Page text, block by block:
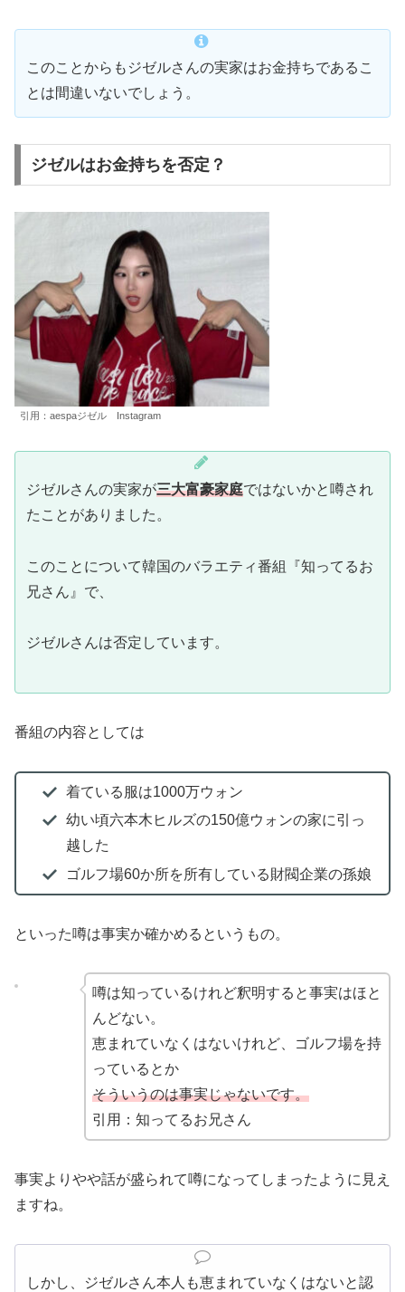
このことからもジゼルさんの実家はお金持ちであるこ
とは間違いないでしょう。
ジゼルはお金持ちを否定？
引用：aespaジゼル Instagram
ジゼルさんの実家が三大富豪家庭ではないかと噂され
たことがありました。
このことについて韓国のバラエティ番組『知ってるお
兄さん』で、
ジゼルさんは否定しています。
番組の内容としては
着ている服は1000万ウォン
幼い頃六本木ヒルズの150億ウォンの家に引っ
越した
ゴルフ場60か所を所有している財閥企業の孫娘
といった噂は事実か確かめるというもの。
噂は知っているけれど釈明すると事実はほと
んどない。
恵まれていなくはないけれど、ゴルフ場を持
っているとか
そういうのは事実じゃないです。
引用：知ってるお兄さん
事実よりやや話が盛られて噂になってしまったように見え
ますね。
しかし、ジゼルさん本人も恵まれていなくはないと認